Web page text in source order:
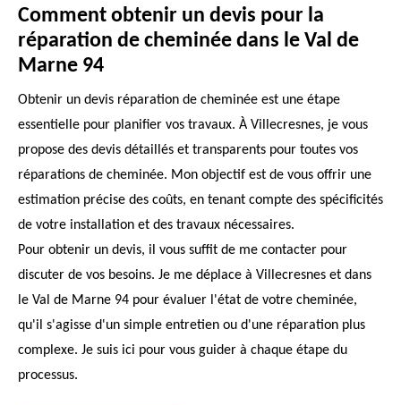
Comment obtenir un devis pour la
réparation de cheminée dans le Val de
Marne 94
Obtenir un devis réparation de cheminée est une étape
essentielle pour planifier vos travaux. À Villecresnes, je vous
propose des devis détaillés et transparents pour toutes vos
réparations de cheminée. Mon objectif est de vous offrir une
estimation précise des coûts, en tenant compte des spécificités
de votre installation et des travaux nécessaires.
Pour obtenir un devis, il vous suffit de me contacter pour
discuter de vos besoins. Je me déplace à Villecresnes et dans
le Val de Marne 94 pour évaluer l'état de votre cheminée,
qu'il s'agisse d'un simple entretien ou d'une réparation plus
complexe. Je suis ici pour vous guider à chaque étape du
processus.